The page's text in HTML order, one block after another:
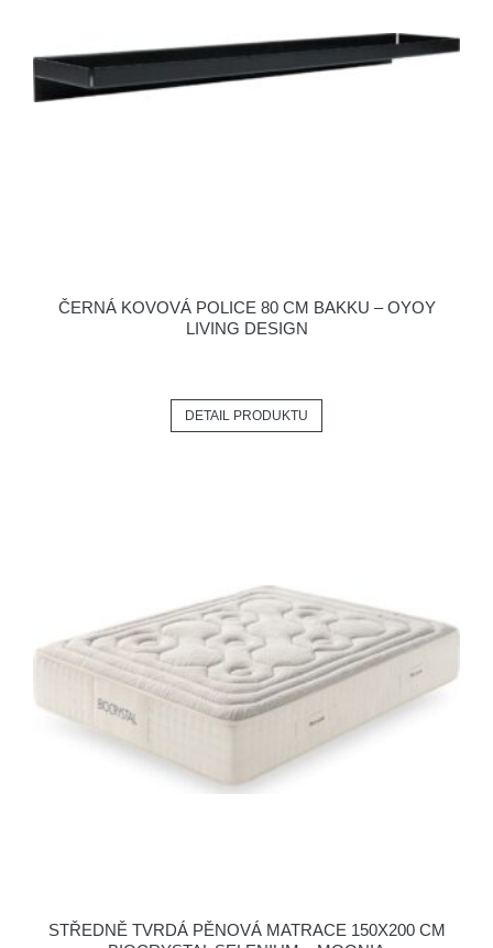
ČERNÁ KOVOVÁ POLICE 80 CM BAKKU – OYOY
LIVING DESIGN
DETAIL PRODUKTU
STŘEDNĚ TVRDÁ PĚNOVÁ MATRACE 150X200 CM